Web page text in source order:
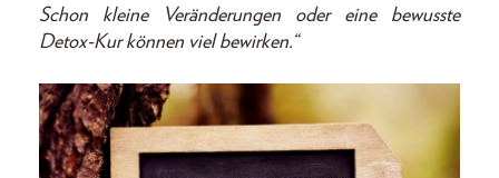
Schon kleine Veränderungen oder eine bewusste
Detox-Kur können viel bewirken.“